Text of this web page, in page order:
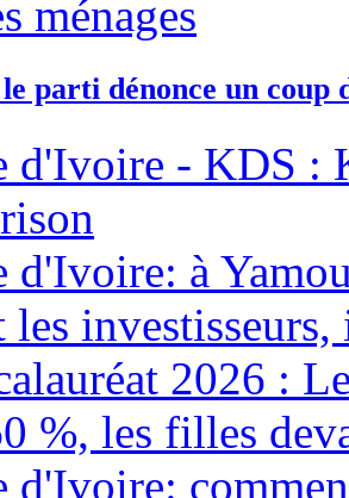
parti dénonce un coup
d'Ivoire - KDS :
d'Ivoire: à
les
2026 :
%, les filles
d'Ivoire: